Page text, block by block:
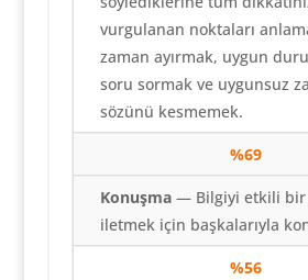
vurgulanan noktaları
zaman ayırmak, uygun
soru sormak ve uygunsuz
sözünü kesmemek.
%69
Konuşma— Bilgiyi etkili bir
iletmek için başkalarıyla
%56